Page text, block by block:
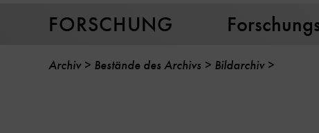
FORSCHUNG
Archiv Bestände des Archivs Bildarchiv